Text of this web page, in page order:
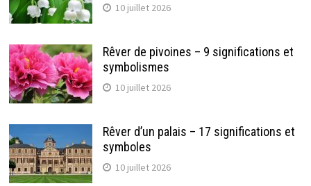
10 juillet 2026
Rêver de pivoines – 9 significations et
symbolismes
10 juillet 2026
Rêver d’un palais – 17 significations et
symboles
10 juillet 2026